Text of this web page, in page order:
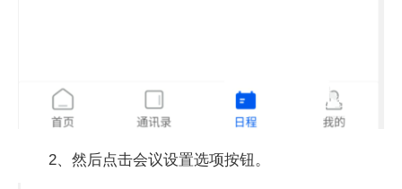
2、然后点击会议设置选项按钮。